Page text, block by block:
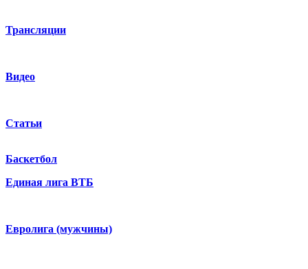
Трансляции
Видео
Статьи
Баскетбол
Единая лига ВТБ
Евролига (мужчины)